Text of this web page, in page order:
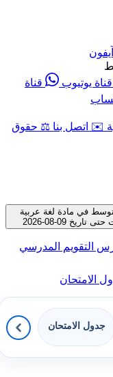
قناة يوتيوب
قناة
✉️ اتصل بنا ⚖️ حقوق
في مادة لغة عربية
09-08-2026
التقويم المدرسي
الامتحان
جدول الامتحان